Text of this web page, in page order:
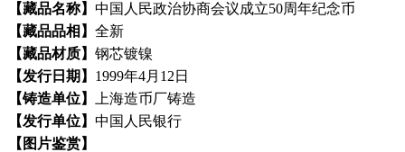
【藏品名称】 中国人民政治协商会议成立50周年纪念币
【藏品品相】 全新
【藏品材质】 钢芯镀镍
【发行日期】 1999年4月12日
【铸造单位】
上海造币厂铸造
【发行单位】 中国人民银行
【图片鉴赏】